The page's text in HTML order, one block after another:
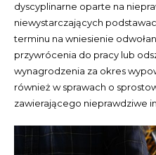
dyscyplinarne oparte na
niewystarczających
terminu na wniesienie
przywrócenia do pracy lub
wynagrodzenia za okres
również w sprawach o
zawierającego nieprawdziwe